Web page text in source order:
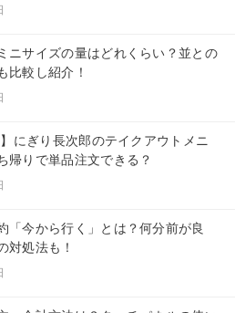
ニサイズの量はどれくらい？並との
比較し紹介！
】にぎり長次郎のテイクアウトメニ
帰りで単品注文できる？
「今から行く」とは？何分前が良
対処法も！